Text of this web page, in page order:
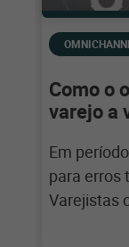
Como o
varejo a
Em
para erros
Varejistas